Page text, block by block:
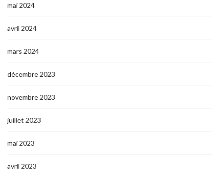
mai 2024
avril 2024
mars 2024
décembre 2023
novembre 2023
juillet 2023
mai 2023
avril 2023